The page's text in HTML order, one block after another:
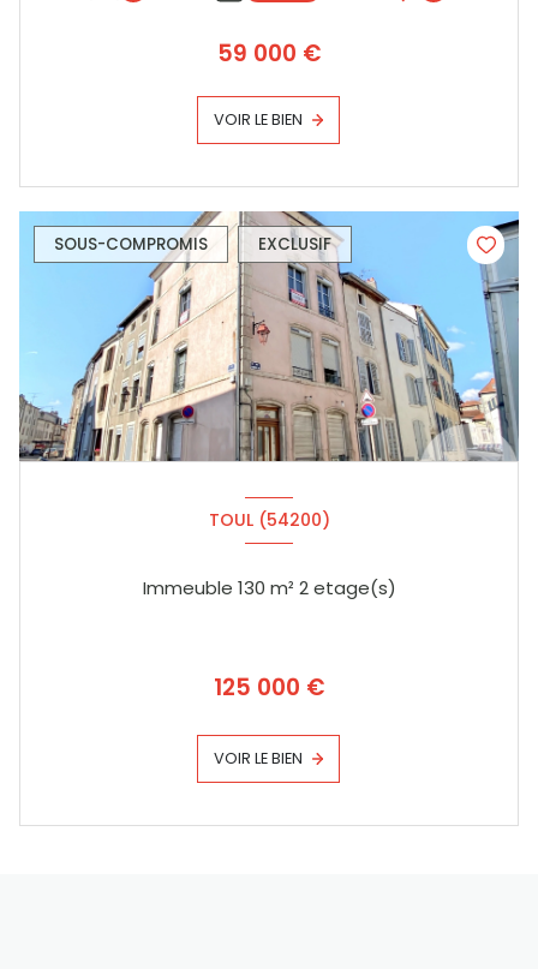
59 000 €
VOIR LE BIEN
SOUS-COMPROMIS EXCLUSIF
TOUL (54200)
Immeuble 130 m² 2 etage(s)
125 000 €
VOIR LE BIEN